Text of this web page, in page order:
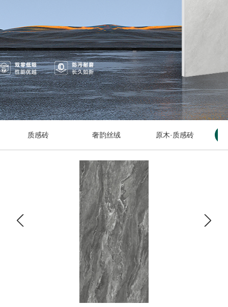
质感砖 奢韵丝绒 原木·质感砖